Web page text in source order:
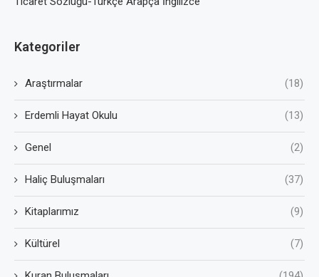
Kategoriler
Araştırmalar (18)
Erdemli Hayat Okulu (13)
Genel (2)
Haliç Buluşmaları (37)
Kitaplarımız (9)
Kültürel (7)